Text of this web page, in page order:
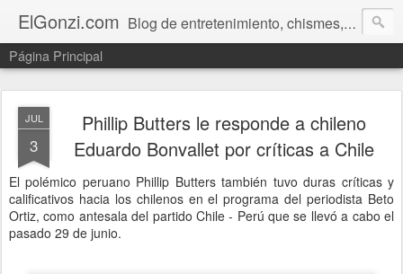
ElGonzi.com Blog de entretenimiento, chismes, humor, farándula, curiosidades, ovnis, noticias calientes, fotos, videos, paranormal y ¡más!
Página Principal
JUL
3
Phillip Butters le responde a chileno
Eduardo Bonvallet por críticas a Chile
El polémico peruano Phillip Butters también tuvo duras críticas y
calificativos hacia los chilenos en el programa del periodista Beto
Ortiz, como antesala del partido Chile - Perú que se llevó a cabo el
pasado 29 de junio.